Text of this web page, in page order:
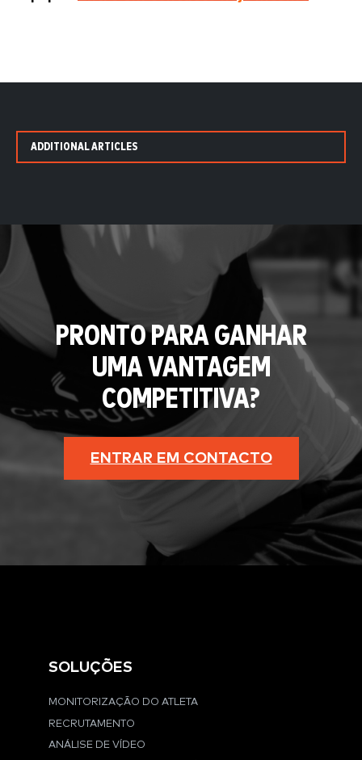
ADDITIONAL ARTICLES
PRONTO PARA GANHAR
UMA VANTAGEM
COMPETITIVA?
ENTRAR EM CONTACTO
SOLUÇÕES
MONITORIZAÇÃO DO ATLETA
RECRUTAMENTO
ANÁLISE DE VÍDEO